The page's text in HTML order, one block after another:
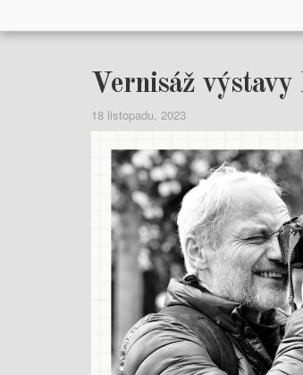
n
Vernisáž
18 listopadu, 2023